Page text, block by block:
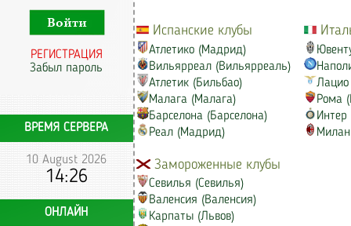
РЕГИСТРАЦИЯ
Забыл пароль
ВРЕМЯ СЕРВЕРА
10 August 2026
14:26
ОНЛАЙН
Испанские клубы
Атлетико (Мадрид)
Вильярреал (Вильярреаль)
Атлетик (Бильбао)
Малага (Малага)
Барселона (Барселона)
Реал (Мадрид)
Рома
Замороженные клубы
Севилья (Севилья)
Валенсия (Валенсия)
Карпаты (Львов)